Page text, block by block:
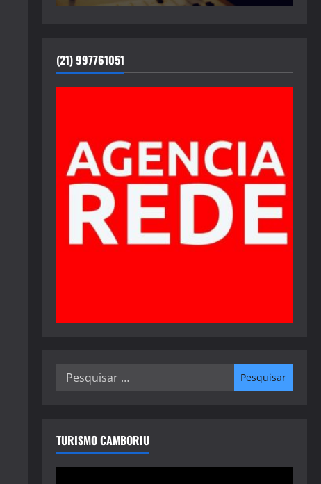
(21) 997761051
Pesquisar
TURISMO CAMBORIU